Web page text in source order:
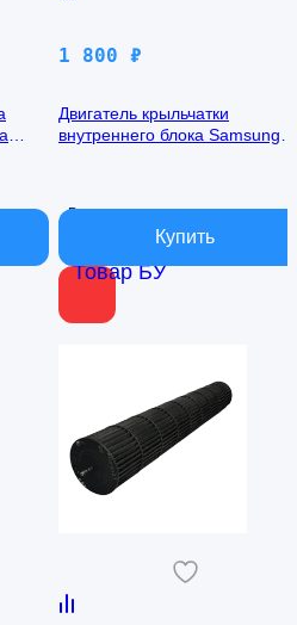
Товар БУ
1 800 ₽
Двигатель крыльчатки
внутреннего блока Samsung
В наличии